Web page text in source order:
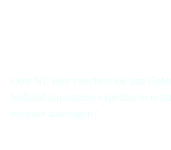
Oost NL kent vouchers toe aan
bedoeld om externe expertise in te
voucher aanvragen?